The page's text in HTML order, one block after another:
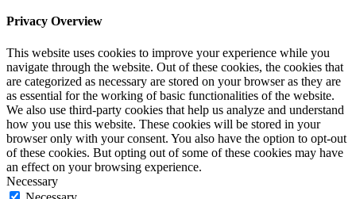
Privacy Overview
This website uses cookies to improve your experience while you
navigate through the website. Out of these cookies, the cookies that
are categorized as necessary are stored on your browser as they are
as essential for the working of basic functionalities of the website.
We also use third-party cookies that help us analyze and understand
how you use this website. These cookies will be stored in your
browser only with your consent. You also have the option to opt-out
of these cookies. But opting out of some of these cookies may have
an effect on your browsing experience.
Necessary